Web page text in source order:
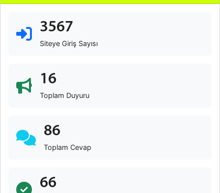
3567
Siteye Giriş Sayısı
16
Toplam Duyuru
86
Toplam Cevap
66